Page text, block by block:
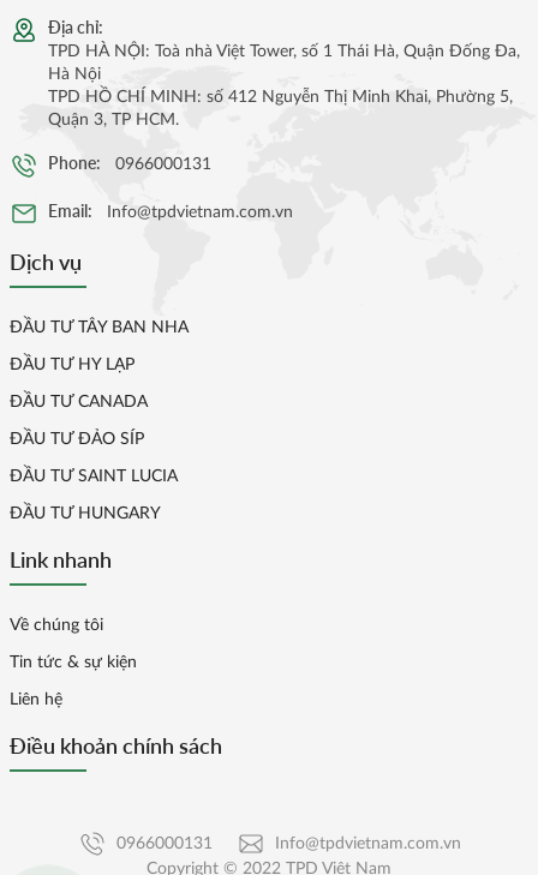
Địa chỉ:
TPD HÀ NỘI: Toà nhà Việt Tower, số 1 Thái Hà, Quận Đống Đa,
Hà Nội
TPD HỒ CHÍ MINH: số 412 Nguyễn Thị Minh Khai, Phường 5,
Quận 3, TP HCM.
Phone: 0966000131
Email: Info@tpdvietnam.com.vn
Dịch vụ
ĐẦU TƯ TÂY BAN NHA
ĐẦU TƯ HY LẠP
ĐẦU TƯ CANADA
ĐẦU TƯ ĐẢO SÍP
ĐẦU TƯ SAINT LUCIA
ĐẦU TƯ HUNGARY
Link nhanh
Về chúng tôi
Tin tức & sự kiện
Liên hệ
Điều khoản chính sách
Copyright © 2022 TPD Việt Nam
0966000131 Info@tpdvietnam.com.vn